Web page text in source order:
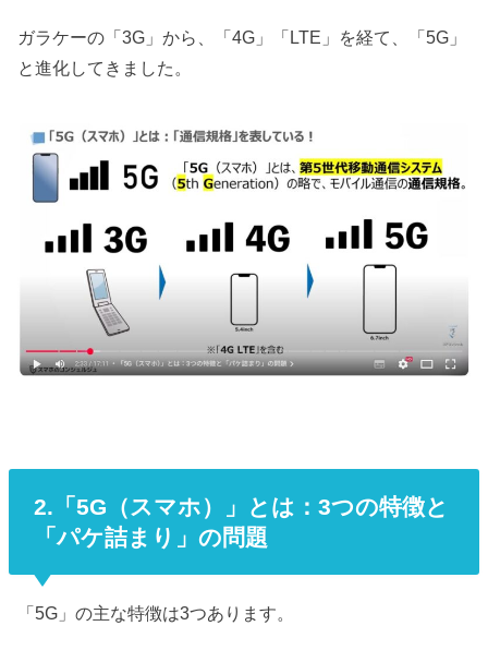
ガラケーの「3G」から、「4G」「LTE」を経て、「5G」
と進化してきました。
2.「5G（スマホ）」とは：3つの特徴と
「パケ詰まり」の問題
「5G」の主な特徴は3つあります。